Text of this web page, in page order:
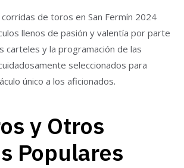
de toros en San Fermín 2024
llenos de pasión y valentía por parte
carteles y la programación de las
seleccionados para
único a los aficionados.
y Otros
Populares